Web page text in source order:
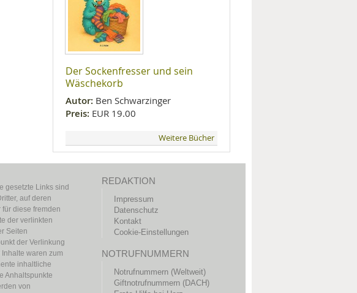
Der Sockenfresser und sein
Wäschekorb
Autor: Ben Schwarzinger
Preis: EUR 19.00
Weitere Bücher
gesetzte Links sind
auf deren
diese fremden
der verlinkten
Seiten
der Verlinkung
waren zum
inhaltliche
Anhaltspunkte
von
REDAKTION
Impressum
Datenschutz
Kontakt
Cookie-Einstellungen
NOTRUFNUMMERN
Notrufnummern (Weltweit)
Giftnotrufnummern (DACH)